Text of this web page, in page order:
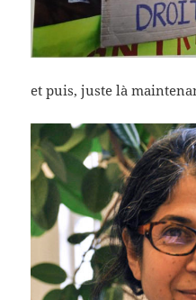
et puis, juste là